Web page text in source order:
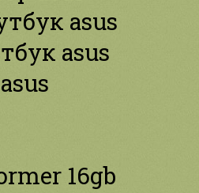
asus
asus
16gb